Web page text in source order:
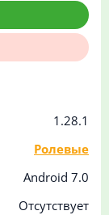
1.28.1
Ролевые
Android 7.0
Отсутствует